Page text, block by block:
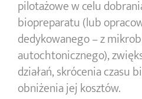
pilotażowe w celu
biopreparatu (lub
dedykowanego – z
autochtonicznego),
działań, skrócenia czasu
obniżenia jej kosztów.